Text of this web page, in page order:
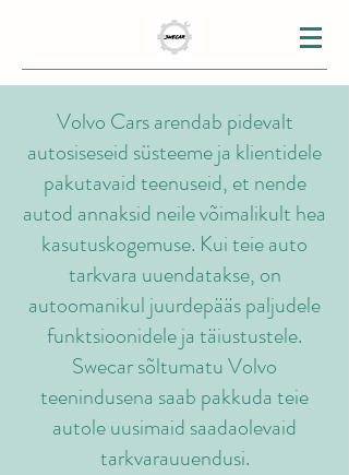
Volvo Cars arendab pidevalt
autosiseseid süsteeme ja klientidele
pakutavaid teenuseid, et nende
autod annaksid neile võimalikult hea
kasutuskogemuse. Kui teie auto
tarkvara uuendatakse, on
autoomanikul juurdepääs paljudele
funktsioonidele ja täiustustele.
Swecar sõltumatu Volvo
teenindusena saab pakkuda teie
autole uusimaid saadaolevaid
tarkvarauuendusi.